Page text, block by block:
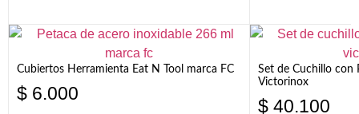
Cubiertos Herramienta Eat N Tool marca FC
$ 6.000
Set de Cuchillo con
Victorinox
$ 40.100